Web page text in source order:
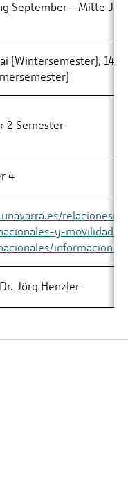
September - Mitte
(Wintersemester); 14.
2 Semester
4
y-movilidad/
informacion-
Jörg Henzler